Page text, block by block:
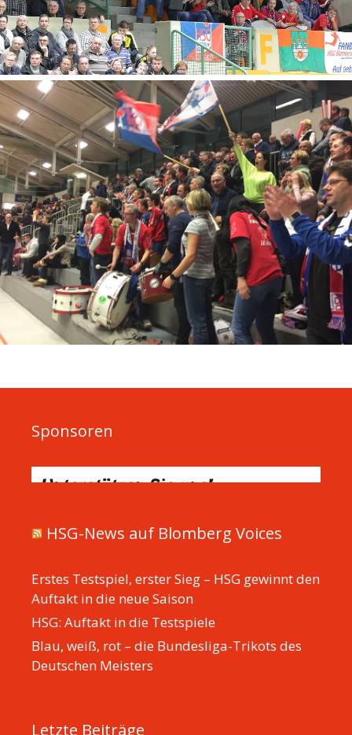
Sponsoren
HSG-News auf Blomberg Voices
Erstes Testspiel, erster Sieg – HSG gewinnt den
Auftakt in die neue Saison
HSG: Auftakt in die Testspiele
Blau, weiß, rot – die Bundesliga-Trikots des
Deutschen Meisters
Letzte Beiträge